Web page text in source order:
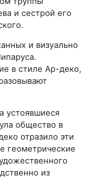
и сестрой его
и визуально
в стиле Ар-деко,
устоявшиеся
общество в
отразило эти
геометрические
из